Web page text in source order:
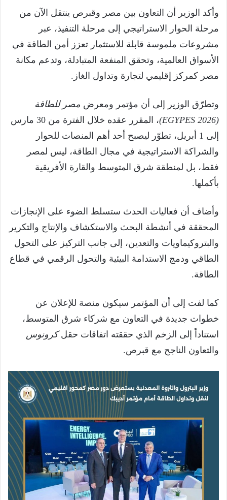
وأكد الوزير أن التعاون بين مصر وقبرص ينتقل الآن من
مرحلة الحوار الاستراتيجي إلى مرحلة التنفيذ، عبر
مشروعات ملموسة قابلة للاستثمار تعزز أمن الطاقة في
الأسواق العالمية، وتحقق المنفعة المتبادلة، وتدعم مكانة
مصر كمركز إقليمي لتجارة وتداول الغاز.
وتطرّق الوزير إلى أن مؤتمر ومعرض مصر للطاقة
(EGYPES 2026)
، المقرر عقده خلال الفترة من 30 مارس
إلى 1 أبريل، تطوّر ليصبح أحد أهم المنصات للحوار
والشراكة الاستراتيجية في مجال الطاقة، ليس لمصر
فقط، بل لمنطقة شرق المتوسط والقارة الأفريقية
بأكملها.
وأضاف أن فعاليات الحدث ستسلط الضوء على الإنجازات
المحققة في أنشطة البحث والاستكشاف والإنتاج والتكرير
والبتروكيماويات والتعدين، إلى جانب التركيز على التحول
الطاقي ودمج الاستدامة البيئية والتحول الرقمي في قطاع
الطاقة.
كما لفت إلى أن المؤتمر سيكون منصة للإعلان عن
خطوات جديدة في التعاون مع شركاء شرق المتوسط،
استناداً إلى الزخم الذي حققته اتفاقات حقلكرونوس
والتعاون الناجح مع قبرص.